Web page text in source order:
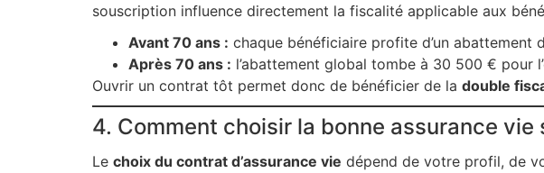
souscription influence directement la fiscalité applicable aux
Avant 70 ans : chaque bénéficiaire profite d’un abattement
Après 70 ans : l’abattement global tombe à 30 500 € pour
Ouvrir un contrat tôt permet donc de bénéficier de la double
4. Comment choisir la bonne assurance vie
Le choix du contrat d’assurance vie dépend de votre profil, de